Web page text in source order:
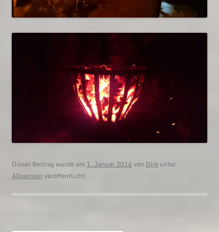
Dieser Beitrag wurde am 1. Januar 2016von Dirkunter
Allgemeinveröffentlicht.